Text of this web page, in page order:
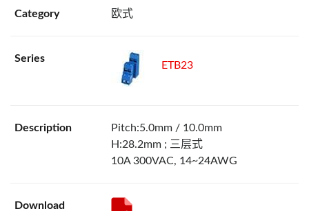
欧式
ETB23
Pitch:5.0mm / 10.0mm
H:28.2mm ; 三层式
10A 300VAC, 14~24AWG